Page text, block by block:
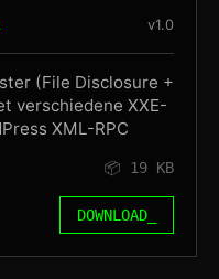
v1.0
(File Disclosure +
verschiedene XXE-
XML-RPC
📦 19 KB
DOWNLOAD_